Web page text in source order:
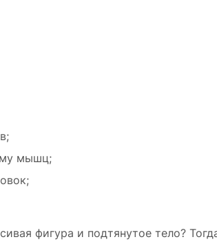
мышц;
фигура и подтянутое тело?